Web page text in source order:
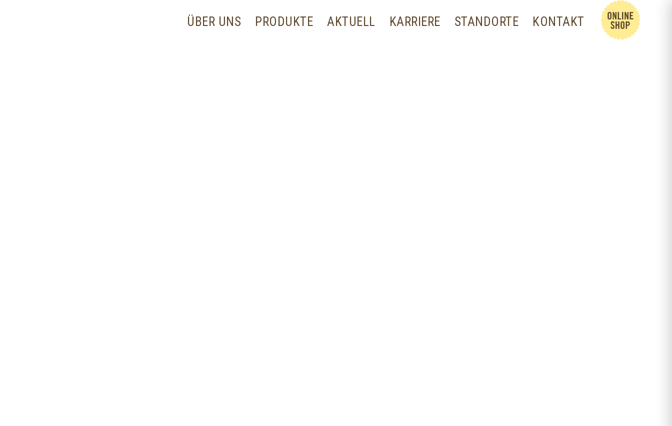
ÜBER UNS PRODUKTE AKTUELL KARRIERE STANDORTE KONTAKT